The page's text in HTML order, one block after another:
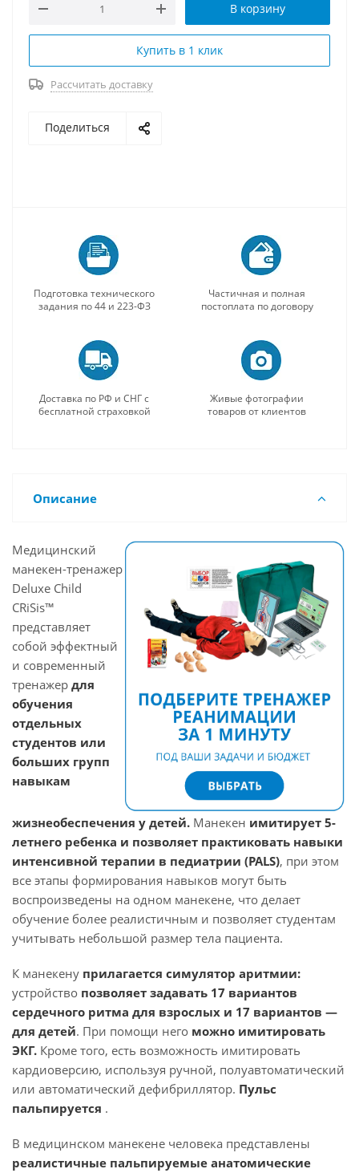
В корзину
Купить в 1 клик
Рассчитать доставку
Поделиться
Подготовка технического
задания по 44 и 223-ФЗ
Частичная и полная
постоплата по договору
Доставка по РФ и СНГ с
бесплатной страховкой
Живые фотографии
товаров от клиентов
Описание
Медицинский
манекен-тренажер
Deluxe Child
CRiSis™
представляет
собой эффектный
и современный
тренажер для
обучения
отдельных
студентов или
больших групп
навыкам
жизнеобеспечения у детей. Манекен имитирует 5-
летнего ребенка и позволяет практиковать навыки
интенсивной терапии в педиатрии (PALS), при этом
все этапы формирования навыков могут быть
воспроизведены на одном манекене, что делает
обучение более реалистичным и позволяет студентам
учитывать небольшой размер тела пациента.
К манекену прилагается симулятор аритмии:
устройство позволяет задавать 17 вариантов
сердечного ритма для взрослых и 17 вариантов —
для детей. При помощи него можно имитировать
ЭКГ. Кроме того, есть возможность имитировать
кардиоверсию, используя ручной, полуавтоматический
или автоматический дефибриллятор. Пульс
пальпируется .
В медицинском манекене человека представлены
реалистичные пальпируемые анатомические